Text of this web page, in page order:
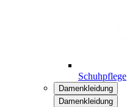
Schuhpflege
Damenkleidung
Damenkleidung